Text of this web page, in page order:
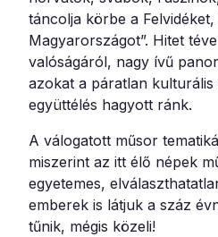
táncolja körbe a
Magyarországot”. Hitet
valóságáról, nagy ívű
azokat a páratlan kulturális
együttélés hagyott ránk.
A válogatott műsor
miszerint az itt élő népek
egyetemes,
emberek is látjuk a száz
tűnik, mégis közeli!